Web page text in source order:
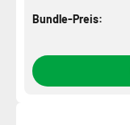
Bundle-Preis: